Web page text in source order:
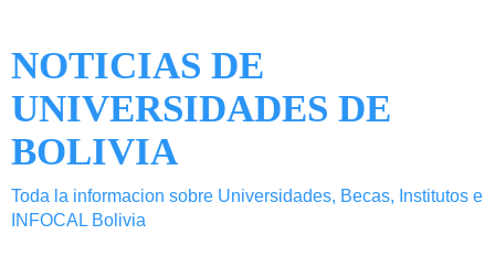
NOTICIAS DE
UNIVERSIDADES DE
BOLIVIA
Toda la informacion sobre Universidades, Becas, Institutos e
INFOCAL Bolivia